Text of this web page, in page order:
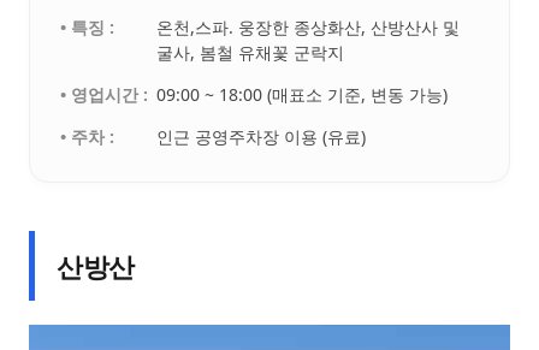
• 특징 :
온천,스파. 웅장한 종상화산, 산방산사 및
굴사, 봄철 유채꽃 군락지
• 영업시간 : 09:00 ~ 18:00 (매표소 기준, 변동 가능)
• 주차 :
인근 공영주차장 이용 (유료)
산방산